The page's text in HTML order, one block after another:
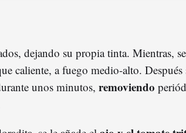
dejando su propia tinta. Mientras,
caliente, a fuego medio-alto. Después
unos minutos, removiendo